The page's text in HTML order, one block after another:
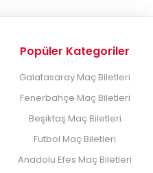
Popüler Kategoriler
Galatasaray Maç Biletleri
Fenerbahçe Maç Biletleri
Beşiktaş Maç Biletleri
Futbol Maç Biletleri
Anadolu Efes Maç Biletleri